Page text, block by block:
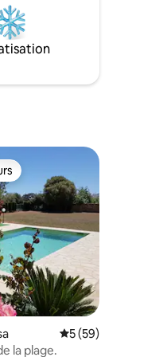
est
toute la maison,
Note moyenne de
5 (59)
Casa Sol à 200 mètres de la plage.